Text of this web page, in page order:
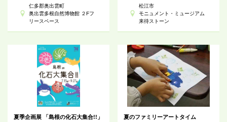
仁多郡奥出雲町
奥出雲多根自然博物館 ２Fフ
リースペース
松江市
モニュメント・ミュージアム
来待ストーン
夏季企画展 「島根の化石大集合!!」 夏のファミリーアートタイム